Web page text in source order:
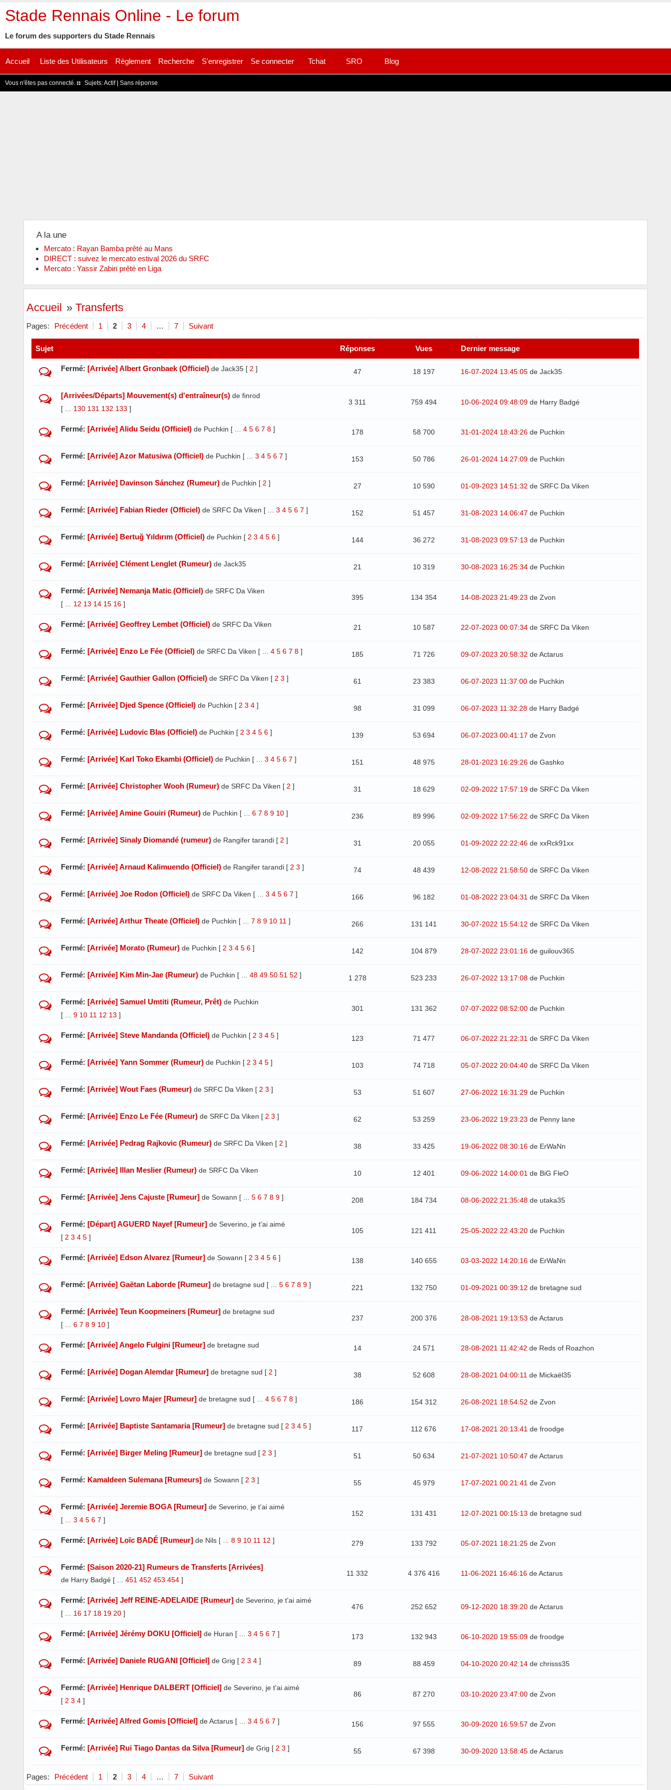
Stade Rennais Online - Le forum
Le forum des supporters du Stade Rennais
Accueil Liste des Utilisateurs Règlement Recherche S'enregistrer Se connecter Tchat SRO Blog
Vous n'êtes pas connecté. Sujets:Actif| Sans réponse
A la une
Mercato : Rayan Bamba prêté au Mans
DIRECT : suivez le mercato estival 2026 du SRFC
Mercato : Yassir Zabiri prêté en Liga
Accueil » Transferts
Pages: Précédent 1 2 3 4 … 7 Suivant
Sujet Réponses Vues Dernier message
Fermé: [Arrivée] Albert Gronbaek (Officiel) de Jack35 [ 2 ] 47 18 197 16-07-2024 13:45:05 de Jack35
[Arrivées/Départs] Mouvement(s) d'entraîneur(s) de finrod
[
130 131 132 133 ]
3 311 759 494 10-06-2024 09:48:09 de Harry Badgé
Fermé: [Arrivée] Alidu Seidu (Officiel) de Puchkin [ 4 5 6 7 8 ] 178 58 700 31-01-2024 18:43:26 de Puchkin
Fermé: [Arrivée] Azor Matusiwa (Officiel) de Puchkin [ 3 4 5 6 7 ] 153 50 786 26-01-2024 14:27:09 de Puchkin
Fermé: [Arrivée] Davinson Sánchez (Rumeur) de Puchkin [ 2 ] 27 10 590 01-09-2023 14:51:32 de SRFC Da Viken
Fermé: [Arrivée] Fabian Rieder (Officiel) de SRFC Da Viken [ 3 4 5 6 7 ] 152 51 457 31-08-2023 14:06:47 de Puchkin
Fermé: [Arrivée] Bertuğ Yıldırım (Officiel) de Puchkin [ 2 3 4 5 6 ] 144 36 272 31-08-2023 09:57:13 de Puchkin
Fermé: [Arrivée] Clément Lenglet (Rumeur) de Jack35 21 10 319 30-08-2023 16:25:34 de Puchkin
Fermé: [Arrivée] Nemanja Matic (Officiel) de SRFC Da Viken
[
12 13 14 15 16 ]
395 134 354 14-08-2023 21:49:23 de Zvon
Fermé: [Arrivée] Geoffrey Lembet (Officiel) de SRFC Da Viken 21 10 587 22-07-2023 00:07:34 de SRFC Da Viken
Fermé: [Arrivée] Enzo Le Fée (Officiel) de SRFC Da Viken [ 4 5 6 7 8 ] 185 71 726 09-07-2023 20:58:32 de Actarus
Fermé: [Arrivée] Gauthier Gallon (Officiel) de SRFC Da Viken [ 2 3 ] 61 23 383 06-07-2023 11:37:00 de Puchkin
Fermé: [Arrivée] Djed Spence (Officiel) de Puchkin [ 2 3 4 ] 98 31 099 06-07-2023 11:32:28 de Harry Badgé
Fermé: [Arrivée] Ludovic Blas (Officiel) de Puchkin [ 2 3 4 5 6 ] 139 53 694 06-07-2023 00:41:17 de Zvon
Fermé: [Arrivée] Karl Toko Ekambi (Officiel) de Puchkin [ 3 4 5 6 7 ] 151 48 975 28-01-2023 16:29:26 de Gashko
Fermé: [Arrivée] Christopher Wooh (Rumeur) de SRFC Da Viken [ 2 ] 31 18 629 02-09-2022 17:57:19 de SRFC Da Viken
Fermé: [Arrivée] Amine Gouiri (Rumeur) de Puchkin [ 6 7 8 9 10 ] 236 89 996 02-09-2022 17:56:22 de SRFC Da Viken
Fermé: [Arrivée] Sinaly Diomandé (rumeur) de Rangifer tarandi [ 2 ] 31 20 055 01-09-2022 22:22:46 de xxRck91xx
Fermé: [Arrivée] Arnaud Kalimuendo (Officiel) de Rangifer tarandi [ 2 3 ] 74 48 439 12-08-2022 21:58:50 de SRFC Da Viken
Fermé: [Arrivée] Joe Rodon (Officiel) de SRFC Da Viken [ 3 4 5 6 7 ] 166 96 182 01-08-2022 23:04:31 de SRFC Da Viken
Fermé: [Arrivée] Arthur Theate (Officiel) de Puchkin [ 7 8 9 10 11 ] 266 131 141 30-07-2022 15:54:12 de SRFC Da Viken
Fermé: [Arrivée] Morato (Rumeur) de Puchkin [ 2 3 4 5 6 ] 142 104 879 28-07-2022 23:01:16 de guilouv365
Fermé: [Arrivée] Kim Min-Jae (Rumeur) de Puchkin [ 48 49 50 51 52 ] 1 278 523 233 26-07-2022 13:17:08 de Puchkin
Fermé: [Arrivée] Samuel Umtiti (Rumeur, Prêt) de Puchkin
[
9 10 11 12 13 ]
301 131 362 07-07-2022 08:52:00 de Puchkin
Fermé: [Arrivée] Steve Mandanda (Officiel) de Puchkin [ 2 3 4 5 ] 123 71 477 06-07-2022 21:22:31 de SRFC Da Viken
Fermé: [Arrivée] Yann Sommer (Rumeur) de Puchkin [ 2 3 4 5 ] 103 74 718 05-07-2022 20:04:40 de SRFC Da Viken
Fermé: [Arrivée] Wout Faes (Rumeur) de SRFC Da Viken [ 2 3 ] 53 51 607 27-06-2022 16:31:29 de Puchkin
Fermé: [Arrivée] Enzo Le Fée (Rumeur) de SRFC Da Viken [ 2 3 ] 62 53 259 23-06-2022 19:23:23 de Penny lane
Fermé: [Arrivée] Pedrag Rajkovic (Rumeur) de SRFC Da Viken [ 2 ] 38 33 425 19-06-2022 08:30:16 de ErWaNn
Fermé: [Arrivée] Illan Meslier (Rumeur) de SRFC Da Viken 10 12 401 09-06-2022 14:00:01 de BiG FleO
Fermé: [Arrivée] Jens Cajuste [Rumeur] de Sowann [ 5 6 7 8 9 ] 208 184 734 08-06-2022 21:35:48 de utaka35
Fermé: [Départ] AGUERD Nayef [Rumeur] de Severino, je t'ai aimé
[ 2 3 4 5 ]
105 121 411 25-05-2022 22:43:20 de Puchkin
Fermé: [Arrivée] Edson Alvarez [Rumeur] de Sowann [ 2 3 4 5 6 ] 138 140 655 03-03-2022 14:20:16 de ErWaNn
Fermé: [Arrivée] Gaëtan Laborde [Rumeur] de bretagne sud [ 5 6 7 8 9 ] 221 132 750 01-09-2021 00:39:12 de bretagne sud
Fermé: [Arrivée] Teun Koopmeiners [Rumeur] de bretagne sud
[
6 7 8 9 10 ]
237 200 376 28-08-2021 19:13:53 de Actarus
Fermé: [Arrivée] Angelo Fulgini [Rumeur] de bretagne sud 14 24 571 28-08-2021 11:42:42 de Reds of Roazhon
Fermé: [Arrivée] Dogan Alemdar [Rumeur] de bretagne sud [ 2 ] 38 52 608 28-08-2021 04:00:11 de Mickaël35
Fermé: [Arrivée] Lovro Majer [Rumeur] de bretagne sud [ 4 5 6 7 8 ] 186 154 312 26-08-2021 18:54:52 de Zvon
Fermé: [Arrivée] Baptiste Santamaria [Rumeur] de bretagne sud [ 2 3 4 5 ] 117 112 676 17-08-2021 20:13:41 de froodge
Fermé: [Arrivée] Birger Meling [Rumeur] de bretagne sud [ 2 3 ] 51 50 634 21-07-2021 10:50:47 de Actarus
Fermé: Kamaldeen Sulemana [Rumeurs] de Sowann [ 2 3 ] 55 45 979 17-07-2021 00:21:41 de Zvon
Fermé: [Arrivée] Jeremie BOGA [Rumeur] de Severino, je t'ai aimé
[
3 4 5 6 7 ]
152 131 431 12-07-2021 00:15:13 de bretagne sud
Fermé: [Arrivée] Loïc BADÉ [Rumeur] de Nils [ 8 9 10 11 12 ] 279 133 792 05-07-2021 18:21:25 de Zvon
Fermé: [Saison 2020-21] Rumeurs de Transferts [Arrivées]
de Harry Badgé [ 451 452 453 454 ]
11 332 4 376 416 11-06-2021 16:46:16 de Actarus
Fermé: [Arrivée] Jeff REINE-ADELAIDE [Rumeur] de Severino, je t'ai aimé
[
16 17 18 19 20 ]
476 252 652 09-12-2020 18:39:20 de Actarus
Fermé: [Arrivée] Jérémy DOKU [Officiel] de Huran [ 3 4 5 6 7 ] 173 132 943 06-10-2020 19:55:09 de froodge
Fermé: [Arrivée] Daniele RUGANI [Officiel] de Grig [ 2 3 4 ] 89 88 459 04-10-2020 20:42:14 de chrisss35
Fermé: [Arrivée] Henrique DALBERT [Officiel] de Severino, je t'ai aimé
[ 2 3 4 ]
86 87 270 03-10-2020 23:47:00 de Zvon
Fermé: [Arrivée] Alfred Gomis [Officiel] de Actarus [ 3 4 5 6 7 ] 156 97 555 30-09-2020 16:59:57 de Zvon
Fermé: [Arrivée] Rui Tiago Dantas da Silva [Rumeur] de Grig [ 2 3 ] 55 67 398 30-09-2020 13:58:45 de Actarus
Pages: Précédent 1 2 3 4 … 7 Suivant